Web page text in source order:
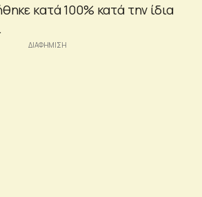
κατά 100% κατά την ίδια